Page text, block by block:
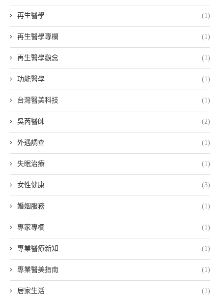
再生醫學 (1)
再生醫學專欄 (1)
再生醫學觀念 (1)
功能醫學 (1)
台灣醫美科技 (1)
吳芮醫師 (2)
外遇調查 (1)
失眠治療 (1)
女性健康 (3)
婚姻服務 (1)
專家專欄 (1)
專業醫療新知 (1)
專業醫美指南 (1)
居家生活 (1)